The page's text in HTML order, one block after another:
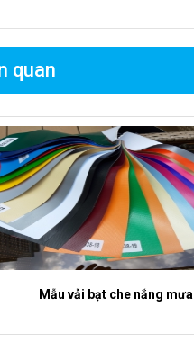
quan
Mẫu vải bạt che nắng mưa